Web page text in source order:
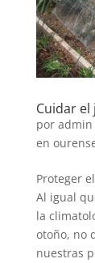
Cuidar
por admin
en
Proteger
Al igual
la
otoño, no
nuestras